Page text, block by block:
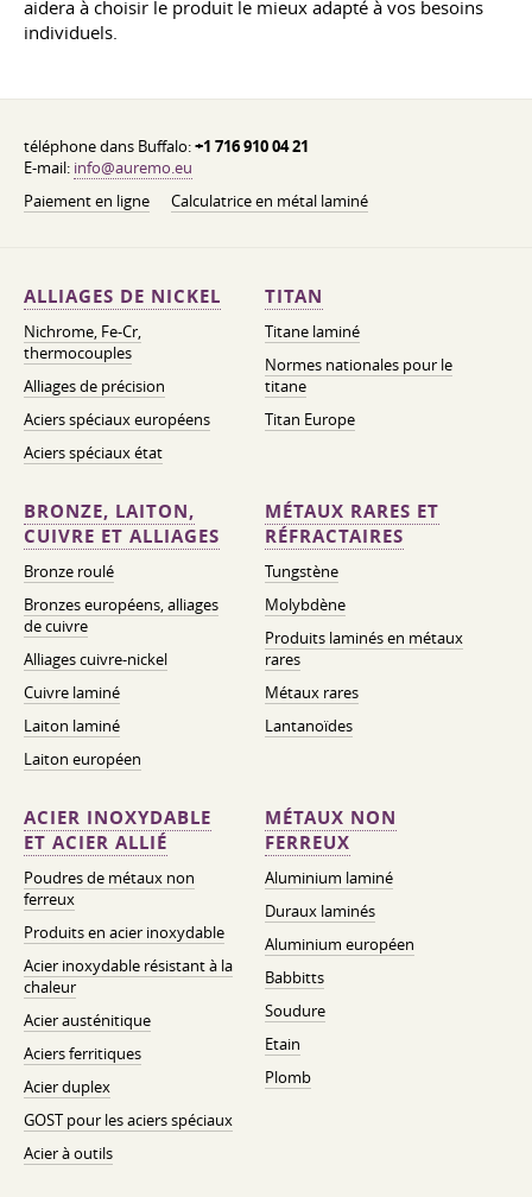
aidera à choisir le produit le mieux adapté à vos besoins
individuels.
téléphone dans Buffalo:+1 716 910 04 21
E-mail: info@auremo.eu
Paiement en ligne
Calculatrice en métal laminé
ALLIAGES DE NICKEL
Nichrome, Fe-Cr,
thermocouples
Alliages de précision
Aciers spéciaux européens
Aciers spéciaux état
TITAN
Titane laminé
Normes nationales pour le
titane
Titan Europe
BRONZE, LAITON,
CUIVRE ET ALLIAGES
Bronze roulé
Bronzes européens, alliages
de cuivre
Alliages cuivre-nickel
Cuivre laminé
Laiton laminé
Laiton européen
MÉTAUX RARES ET
RÉFRACTAIRES
Tungstène
Molybdène
Produits laminés en métaux
rares
Métaux rares
Lantanoïdes
ACIER INOXYDABLE
ET ACIER ALLIÉ
Poudres de métaux non
ferreux
Produits en acier inoxydable
Acier inoxydable résistant à la
chaleur
Acier austénitique
Aciers ferritiques
Acier duplex
GOST pour les aciers spéciaux
Acier à outils
MÉTAUX NON
FERREUX
Aluminium laminé
Duraux laminés
Aluminium européen
Babbitts
Soudure
Etain
Plomb